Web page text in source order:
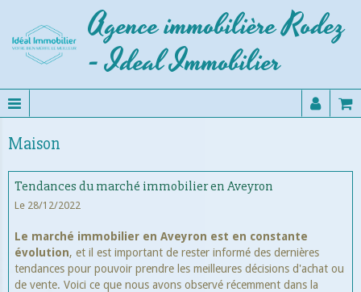
Agence immobilière Rodez
- Ideal Immobilier
Maison
Tendances du marché immobilier en Aveyron
Le 28/12/2022
Le marché immobilier en Aveyron est en constante
évolution, et il est important de rester informé des dernières
tendances pour pouvoir prendre les meilleures décisions d'achat ou
de vente. Voici ce que nous avons observé récemment dans la